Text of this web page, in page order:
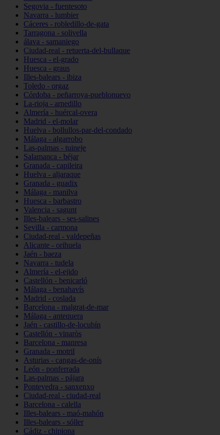
Segovia - fuentesoto
Navarra - lumbier
Cáceres - robledillo-de-gata
Tarragona - solivella
álava - samaniego
Ciudad-real - retuerta-del-bullaque
Huesca - el-grado
Huesca - graus
Illes-balears - ibiza
Toledo - orgaz
Córdoba - peñarroya-pueblonuevo
La-rioja - arnedillo
Almería - huércal-overa
Madrid - el-molar
Huelva - bollullos-par-del-condado
Málaga - algarrobo
Las-palmas - tuineje
Salamanca - béjar
Granada - capileira
Huelva - aljaraque
Granada - guadix
Málaga - manilva
Huesca - barbastro
Valencia - sagunt
Illes-balears - ses-salines
Sevilla - carmona
Ciudad-real - valdepeñas
Alicante - orihuela
Jaén - baeza
Navarra - tudela
Almería - el-ejido
Castellón - benicarló
Málaga - benahavís
Madrid - coslada
Barcelona - malgrat-de-mar
Málaga - antequera
Jaén - castillo-de-locubín
Castellón - vinaròs
Barcelona - manresa
Granada - motril
Asturias - cangas-de-onís
León - ponferrada
Las-palmas - pájara
Pontevedra - sanxenxo
Ciudad-real - ciudad-real
Barcelona - calella
Illes-balears - maó-mahón
Illes-balears - sóller
Cádiz - chipiona